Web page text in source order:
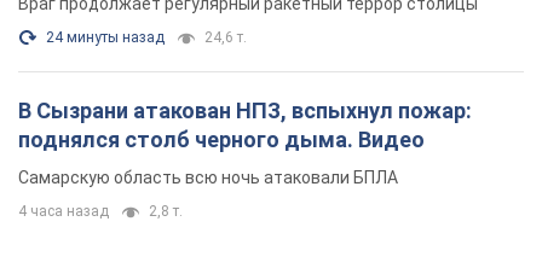
Враг продолжает регулярный ракетный террор столицы
24 минуты назад 24,6 т.
В Сызрани атакован НПЗ, вспыхнул пожар:
поднялся столб черного дыма. Видео
Самарскую область всю ночь атаковали БПЛА
4 часа назад 2,8 т.